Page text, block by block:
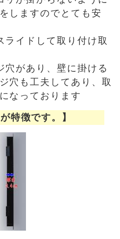
しますのでとても安
ライドして取り付け取
穴があり、壁に掛ける
穴も工夫してあり、取
なっております
特徴です。】